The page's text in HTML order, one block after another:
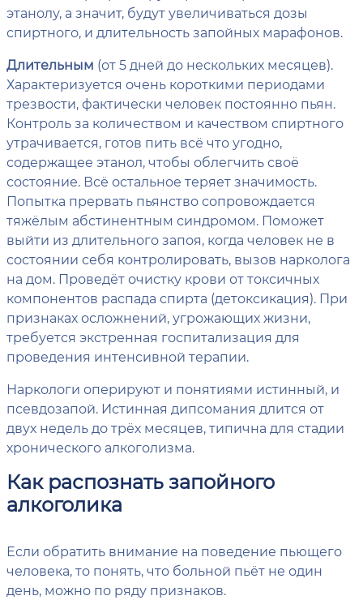
этанолу, а значит, будут увеличиваться дозы
спиртного, и длительность запойных марафонов.
Длительным (от 5 дней до нескольких месяцев).
Характеризуется очень короткими периодами
трезвости, фактически человек постоянно пьян.
Контроль за количеством и качеством спиртного
утрачивается, готов пить всё что угодно,
содержащее этанол, чтобы облегчить своё
состояние. Всё остальное теряет значимость.
Попытка прервать пьянство сопровождается
тяжёлым абстинентным синдромом. Поможет
выйти из длительного запоя, когда человек не в
состоянии себя контролировать, вызов нарколога
на дом. Проведёт очистку крови от токсичных
компонентов распада спирта (детоксикация). При
признаках осложнений, угрожающих жизни,
требуется экстренная госпитализация для
проведения интенсивной терапии.
Наркологи оперируют и понятиями истинный, и
псевдозапой. Истинная дипсомания длится от
двух недель до трёх месяцев, типична для стадии
хронического алкоголизма.
Как распознать запойного
алкоголика
Если обратить внимание на поведение пьющего
человека, то понять, что больной пьёт не один
день, можно по ряду признаков.